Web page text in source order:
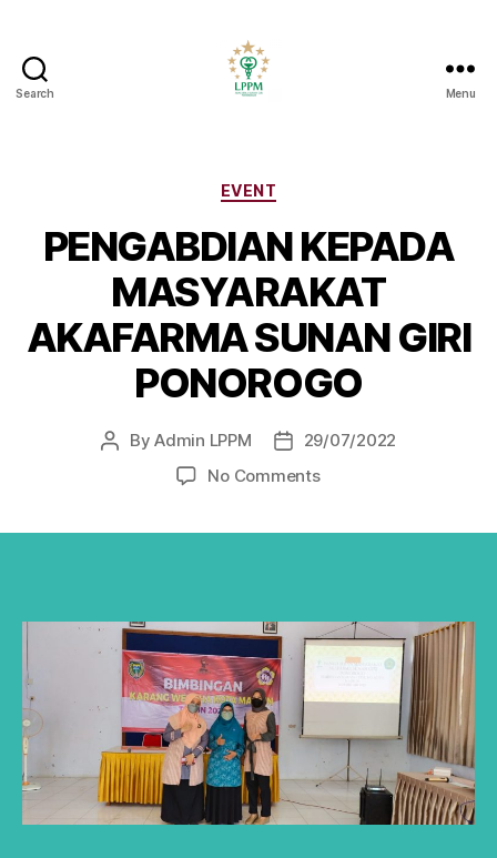
Search Menu
Categories
EVENT
PENGABDIAN KEPADA
MASYARAKAT
AKAFARMA SUNAN GIRI
PONOROGO
PostByAdmin LPPM
Post29/07/2022
No Commentson
GIRI
PONOROGO